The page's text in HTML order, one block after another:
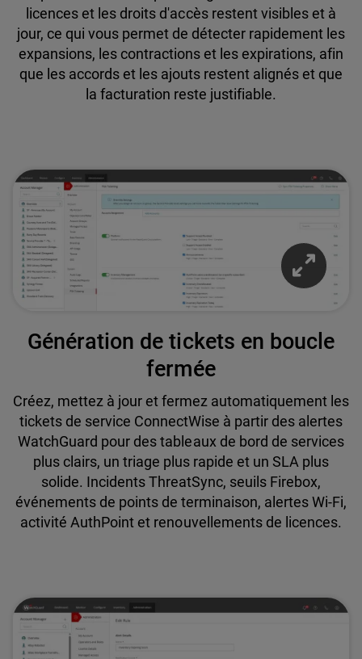
licences et les droits d'accès restent visibles et à
jour, ce qui vous permet de détecter rapidement les
expansions, les contractions et les expirations, afin
que les accords et les ajouts restent alignés et que
la facturation reste justifiable.
Génération de tickets en boucle
fermée
Créez, mettez à jour et fermez automatiquement les
tickets de service ConnectWise à partir des alertes
WatchGuard pour des tableaux de bord de services
plus clairs, un triage plus rapide et un SLA plus
solide. Incidents ThreatSync, seuils Firebox,
événements de points de terminaison, alertes Wi-Fi,
activité AuthPoint et renouvellements de licences.